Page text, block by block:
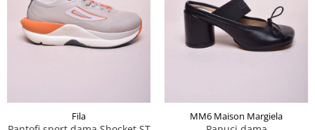
Fila MM6 Maison Margiela